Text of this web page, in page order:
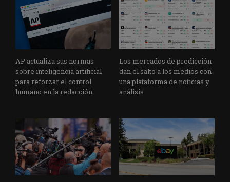
AP actualiza sus normas
sobre inteligencia artificial
para reforzar el control
humano en la redacción
Los mercados de predicción
dan el salto a los medios con
una plataforma de noticias y
análisis